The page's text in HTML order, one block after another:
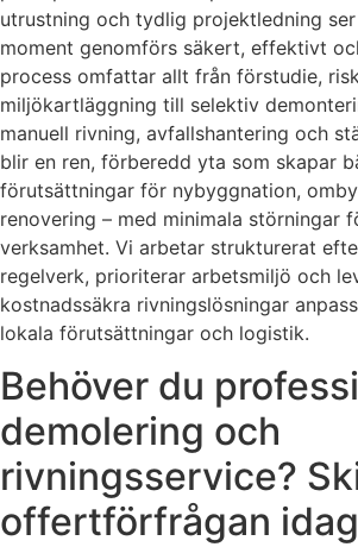
utrustning och tydlig projektledning
moment genomförs säkert, effektivt
process omfattar allt från förstudie,
miljökartläggning till selektiv
manuell rivning, avfallshantering och
blir en ren, förberedd yta som skapar
förutsättningar för nybyggnation,
renovering – med minimala störningar
verksamhet. Vi arbetar strukturerat
regelverk, prioriterar arbetsmiljö och
kostnadssäkra rivningslösningar
lokala förutsättningar och logistik.
Behöver du
demolering och
rivningsservice?
offertförfrågan idag